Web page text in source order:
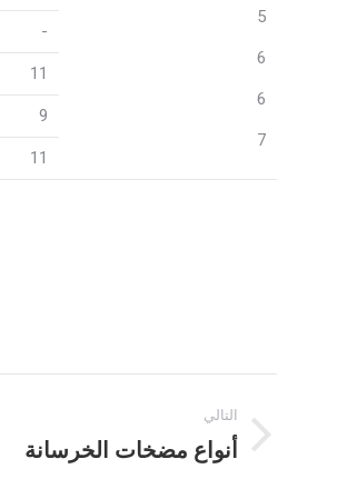
5
6
6
7
-
11
9
11
الملاحة
التالي
مرحلة
أنواع مضخات الخرسانة